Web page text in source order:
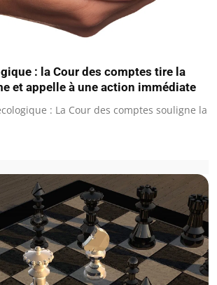
: la Cour des comptes tire la
et appelle à une action immédiate
: La Cour des comptes souligne la